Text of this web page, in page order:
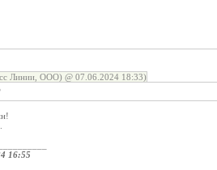
Линии, ООО) @ 07.06.2024 18:33)
16:55